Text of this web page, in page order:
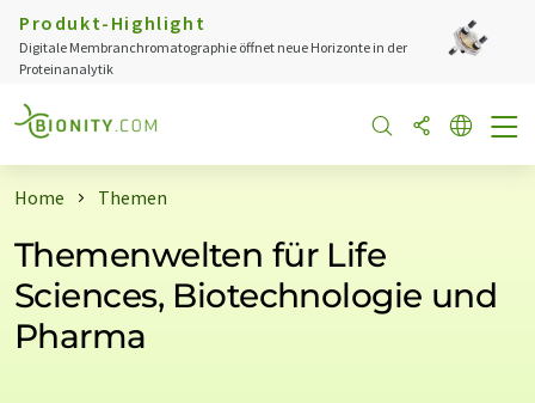
Produkt-Highlight
Digitale Membranchromatographie öffnet neue Horizonte in der
Proteinanalytik
Home Themen
Themenwelten für Life
Sciences, Biotechnologie und
Pharma